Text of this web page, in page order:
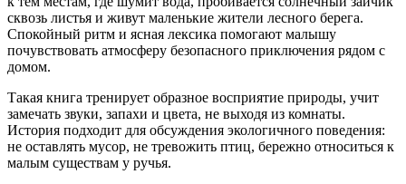
сквозь листья и живут маленькие жители лесного берега.
Спокойный ритм и ясная лексика помогают малышу
почувствовать атмосферу безопасного приключения рядом с
домом.
Такая книга тренирует образное восприятие природы, учит
замечать звуки, запахи и цвета, не выходя из комнаты.
История подходит для обсуждения экологичного поведения:
не оставлять мусор, не тревожить птиц, бережно относиться к
малым существам у ручья.